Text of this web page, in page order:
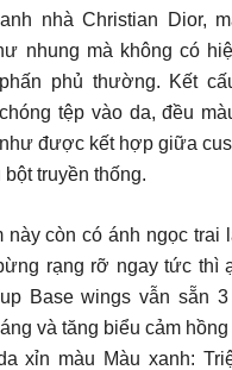
nhà Christian Dior,
nhung mà không có
phủ thường. Kết
tệp vào da, đều
được kết hợp giữa
truyền thống.
này còn có ánh ngọc trai
rạng rỡ ngay tức thì
Base wings vẫn sẵn
và tăng biểu cảm
xỉn màu Màu xanh: